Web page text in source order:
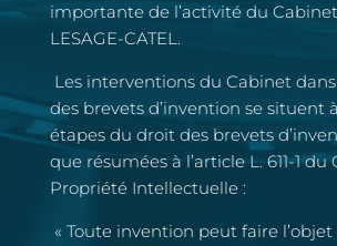
importante de l’activité du
LESAGE-CATEL.
Les interventions du Cabinet
des brevets d’invention se situent
étapes du droit des brevets
que résumées à l’article L. 611-1 du
Propriété Intellectuelle :
« Toute invention peut faire